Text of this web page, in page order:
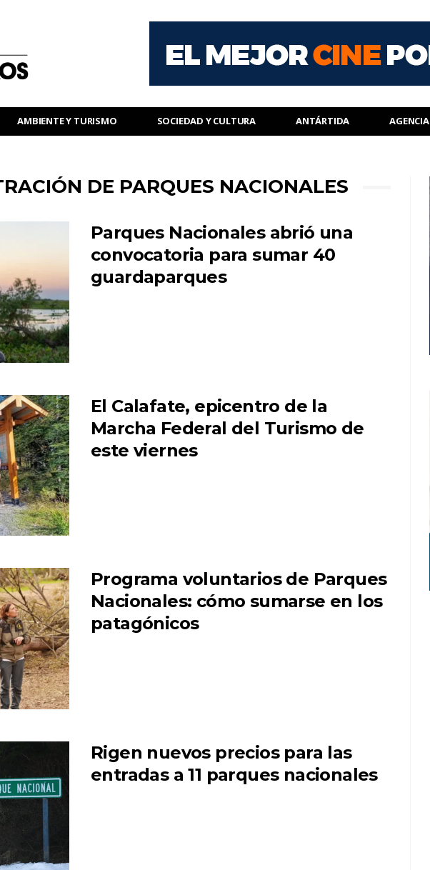
AMBIENTE Y TURISMO SOCIEDAD Y CULTURA ANTÁRTIDA AGENCIA
DE PARQUES NACIONALES
Parques Nacionales abrió una
convocatoria para sumar 40
guardaparques
El Calafate, epicentro de la
Marcha Federal del Turismo de
este viernes
Programa voluntarios de Parques
Nacionales: cómo sumarse en los
patagónicos
Rigen nuevos precios para las
entradas a 11 parques nacionales